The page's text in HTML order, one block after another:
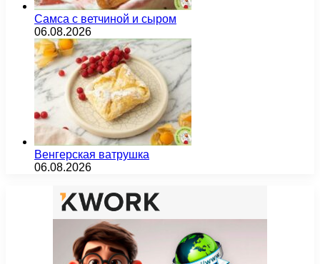
Самса с ветчиной и сыром
06.08.2026
Венгерская ватрушка
06.08.2026